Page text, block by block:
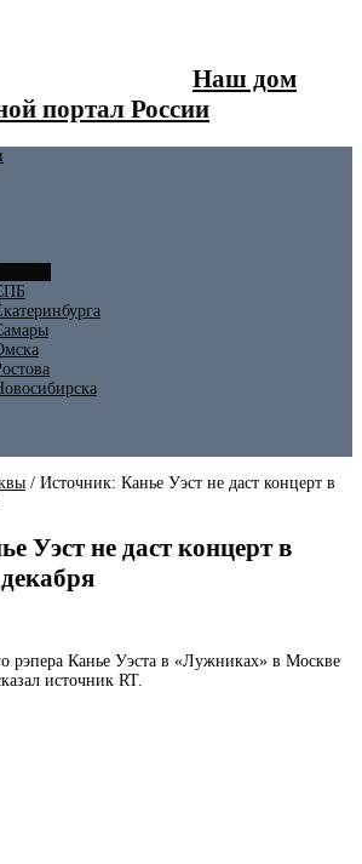
Наш дом
портал России
/ Источник: Канье Уэст не даст концерт в
Уэст не даст концерт в
рэпера Канье Уэста в «Лужниках» в Москве
источник RT.